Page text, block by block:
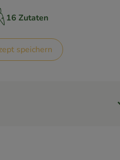
16 Zutaten
speichern